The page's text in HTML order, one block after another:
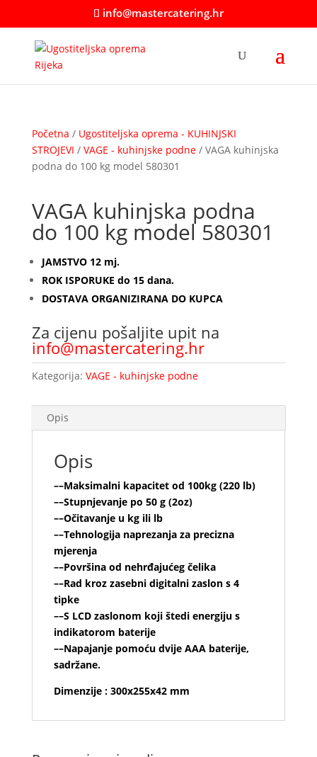
info@mastercatering.hr
Početna / Ugostiteljska oprema - KUHINJSKI
STROJEVI / VAGE - kuhinjske podne/ VAGA kuhinjska
podna do 100 kg model 580301
VAGA kuhinjska podna
do 100 kg model 580301
JAMSTVO 12 mj.
ROK ISPORUKE do 15 dana.
DOSTAVA ORGANIZIRANA DO KUPCA
Za cijenu pošaljite upit na
info@mastercatering.hr
Kategorija: VAGE - kuhinjske podne
Opis
Opis
––Maksimalni kapacitet od 100kg (220 lb)
––Stupnjevanje po 50 g (2oz)
––Očitavanje u kg ili lb
––Tehnologija naprezanja za precizna
mjerenja
––Površina od nehrđajućeg čelika
––Rad kroz zasebni digitalni zaslon s 4
tipke
––S LCD zaslonom koji štedi energiju s
indikatorom baterije
––Napajanje pomoću dvije AAA baterije,
sadržane.
Dimenzije : 300x255x42 mm